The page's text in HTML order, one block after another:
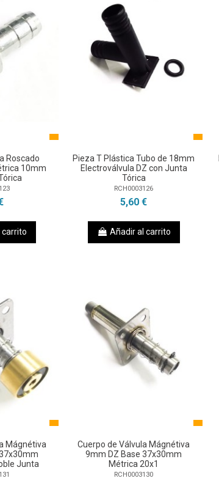
Roscado
10mm
carrito
Pieza T Plástica Tubo de 18mm
Electroválvula DZ con Junta
Tórica
RCH0003126
5,60 €
Añadir al carrito
Mágnétiva
Junta
Cuerpo de Válvula Mágnétiva
9mm DZ Base 37x30mm
Métrica 20x1
RCH0003130